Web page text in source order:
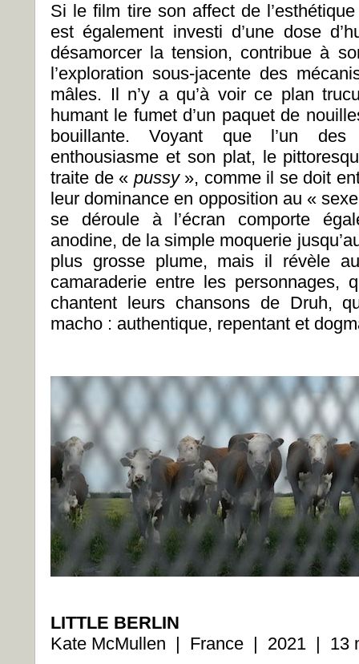
Si le film tire son affect de
est également investi d’une dose
désamorcer la tension, contribue à
l’exploration sous-jacente des
mâles. Il n’y a qu’à voir ce plan
humant le fumet d’un paquet de
bouillante. Voyant que l’un des
enthousiasme et son plat, le
traite de « pussy », comme il se doit
leur dominance en opposition au «
se déroule à l’écran comporte
anodine, de la simple moquerie
plus grosse plume, mais il révèle
camaraderie entre les personnages,
chantent leurs chansons de Druh,
macho : authentique, repentant et
LITTLE BERLIN
Kate McMullen | France | 2021 | 13